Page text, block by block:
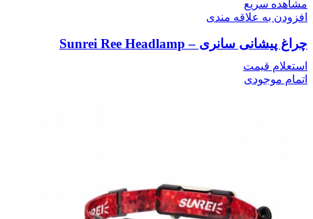
مشاهده سریع
افزودن به علاقه مندی
چراغ پیشانی سانری – Sunrei Ree Headlamp
استعلام قیمت
اتمام موجودی